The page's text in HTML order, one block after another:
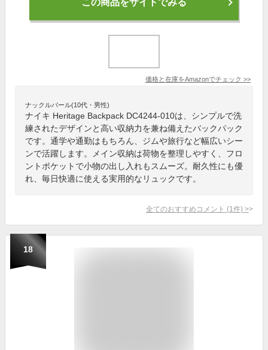
価格と在庫をAmazonでチェック >>
ナックルバール(10代・男性)
ナイキ Heritage Backpack DC4244-010は、シンプルで洗
練されたデザインと高い収納力を兼ね備えたバックパック
です。通学や通勤はもちろん、ジムや旅行など幅広いシー
ンで活躍します。メイン収納は荷物を整理しやすく、フロ
ントポケットで小物の出し入れもスムーズ。耐久性にも優
れ、毎日快適に使える実用的なリュックです。
全てのおすすめコメント (1 件) >
18